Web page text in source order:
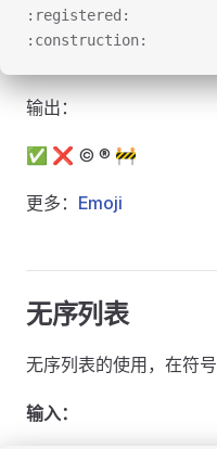
:registered:
:construction:
输出：
✅ ❌ ©️ ®️ 🚧
更多： Emoji
无序列表
无序列表的使用，在符号
输入：